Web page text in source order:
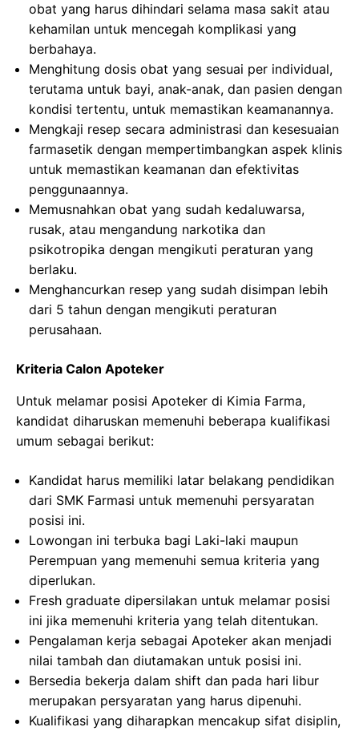
obat yang harus dihindari selama masa sakit atau
kehamilan untuk mencegah komplikasi yang
berbahaya.
Menghitung dosis obat yang sesuai per individual,
terutama untuk bayi, anak-anak, dan pasien dengan
kondisi tertentu, untuk memastikan keamanannya.
Mengkaji resep secara administrasi dan kesesuaian
farmasetik dengan mempertimbangkan aspek klinis
untuk memastikan keamanan dan efektivitas
penggunaannya.
Memusnahkan obat yang sudah kedaluwarsa,
rusak, atau mengandung narkotika dan
psikotropika dengan mengikuti peraturan yang
berlaku.
Menghancurkan resep yang sudah disimpan lebih
dari 5 tahun dengan mengikuti peraturan
perusahaan.
Kriteria Calon Apoteker
Untuk melamar posisi Apoteker di Kimia Farma,
kandidat diharuskan memenuhi beberapa kualifikasi
umum sebagai berikut:
Kandidat harus memiliki latar belakang pendidikan
dari SMK Farmasi untuk memenuhi persyaratan
posisi ini.
Lowongan ini terbuka bagi Laki-laki maupun
Perempuan yang memenuhi semua kriteria yang
diperlukan.
Fresh graduate dipersilakan untuk melamar posisi
ini jika memenuhi kriteria yang telah ditentukan.
Pengalaman kerja sebagai Apoteker akan menjadi
nilai tambah dan diutamakan untuk posisi ini.
Bersedia bekerja dalam shift dan pada hari libur
merupakan persyaratan yang harus dipenuhi.
Kualifikasi yang diharapkan mencakup sifat disiplin,